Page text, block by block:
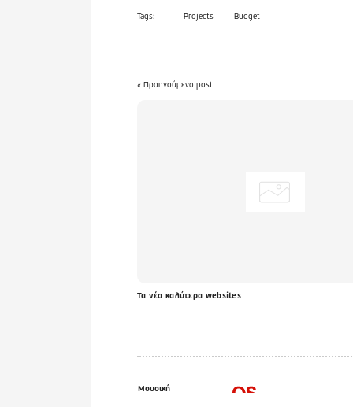
Tags: Projects Budget
« Προηγούμενο post
Τα νέα καλύτερα websites
Μουσική